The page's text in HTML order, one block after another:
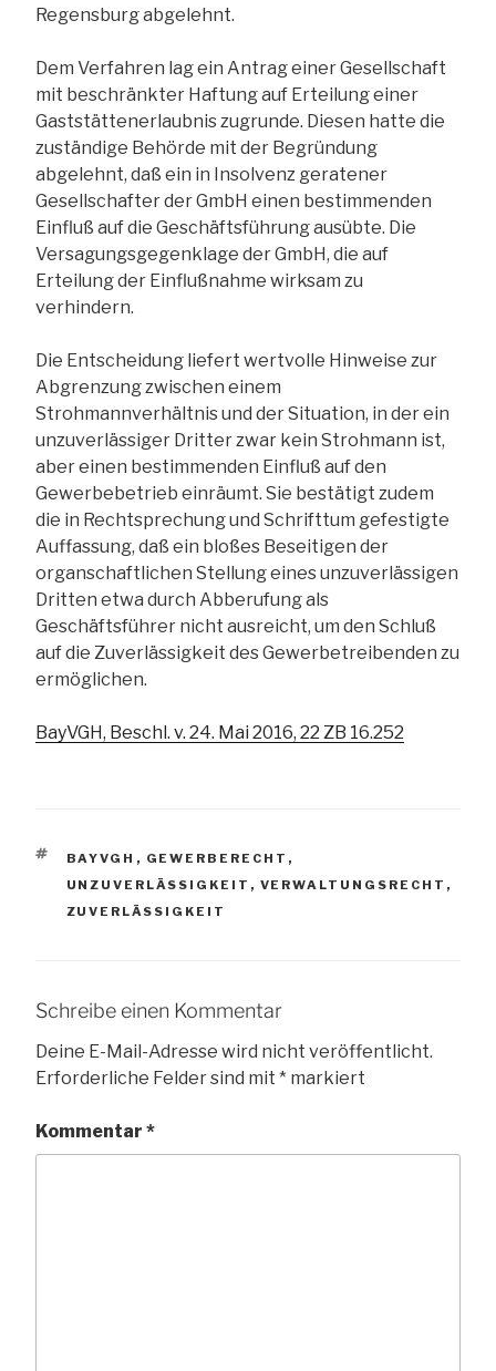
Regensburg abgelehnt.
Dem Verfahren lag ein Antrag einer Gesellschaft
mit beschränkter Haftung auf Erteilung einer
Gaststättenerlaubnis zugrunde. Diesen hatte die
zuständige Behörde mit der Begründung
abgelehnt, daß ein in Insolvenz geratener
Gesellschafter der GmbH einen bestimmenden
Einfluß auf die Geschäftsführung ausübte. Die
Versagungsgegenklage der GmbH, die auf
Erteilung der Einflußnahme wirksam zu
verhindern.
Die Entscheidung liefert wertvolle Hinweise zur
Abgrenzung zwischen einem
Strohmannverhältnis und der Situation, in der ein
unzuverlässiger Dritter zwar kein Strohmann ist,
aber einen bestimmenden Einfluß auf den
Gewerbebetrieb einräumt. Sie bestätigt zudem
die in Rechtsprechung und Schrifttum gefestigte
Auffassung, daß ein bloßes Beseitigen der
organschaftlichen Stellung eines unzuverlässigen
Dritten etwa durch Abberufung als
Geschäftsführer nicht ausreicht, um den Schluß
auf die Zuverlässigkeit des Gewerbetreibenden zu
ermöglichen.
BayVGH, Beschl. v. 24. Mai 2016, 22 ZB 16.252
SCHLAGWÖRTER
BAYVGH , GEWERBERECHT ,
UNZUVERLÄSSIGKEIT , VERWALTUNGSRECHT ,
ZUVERLÄSSIGKEIT
Schreibe einen Kommentar
Deine E-Mail-Adresse wird nicht veröffentlicht.
Erforderliche Felder sind mit * markiert
Kommentar *